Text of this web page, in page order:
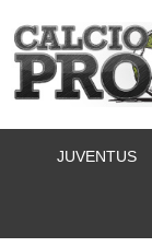
contenuto
JUVENTUS